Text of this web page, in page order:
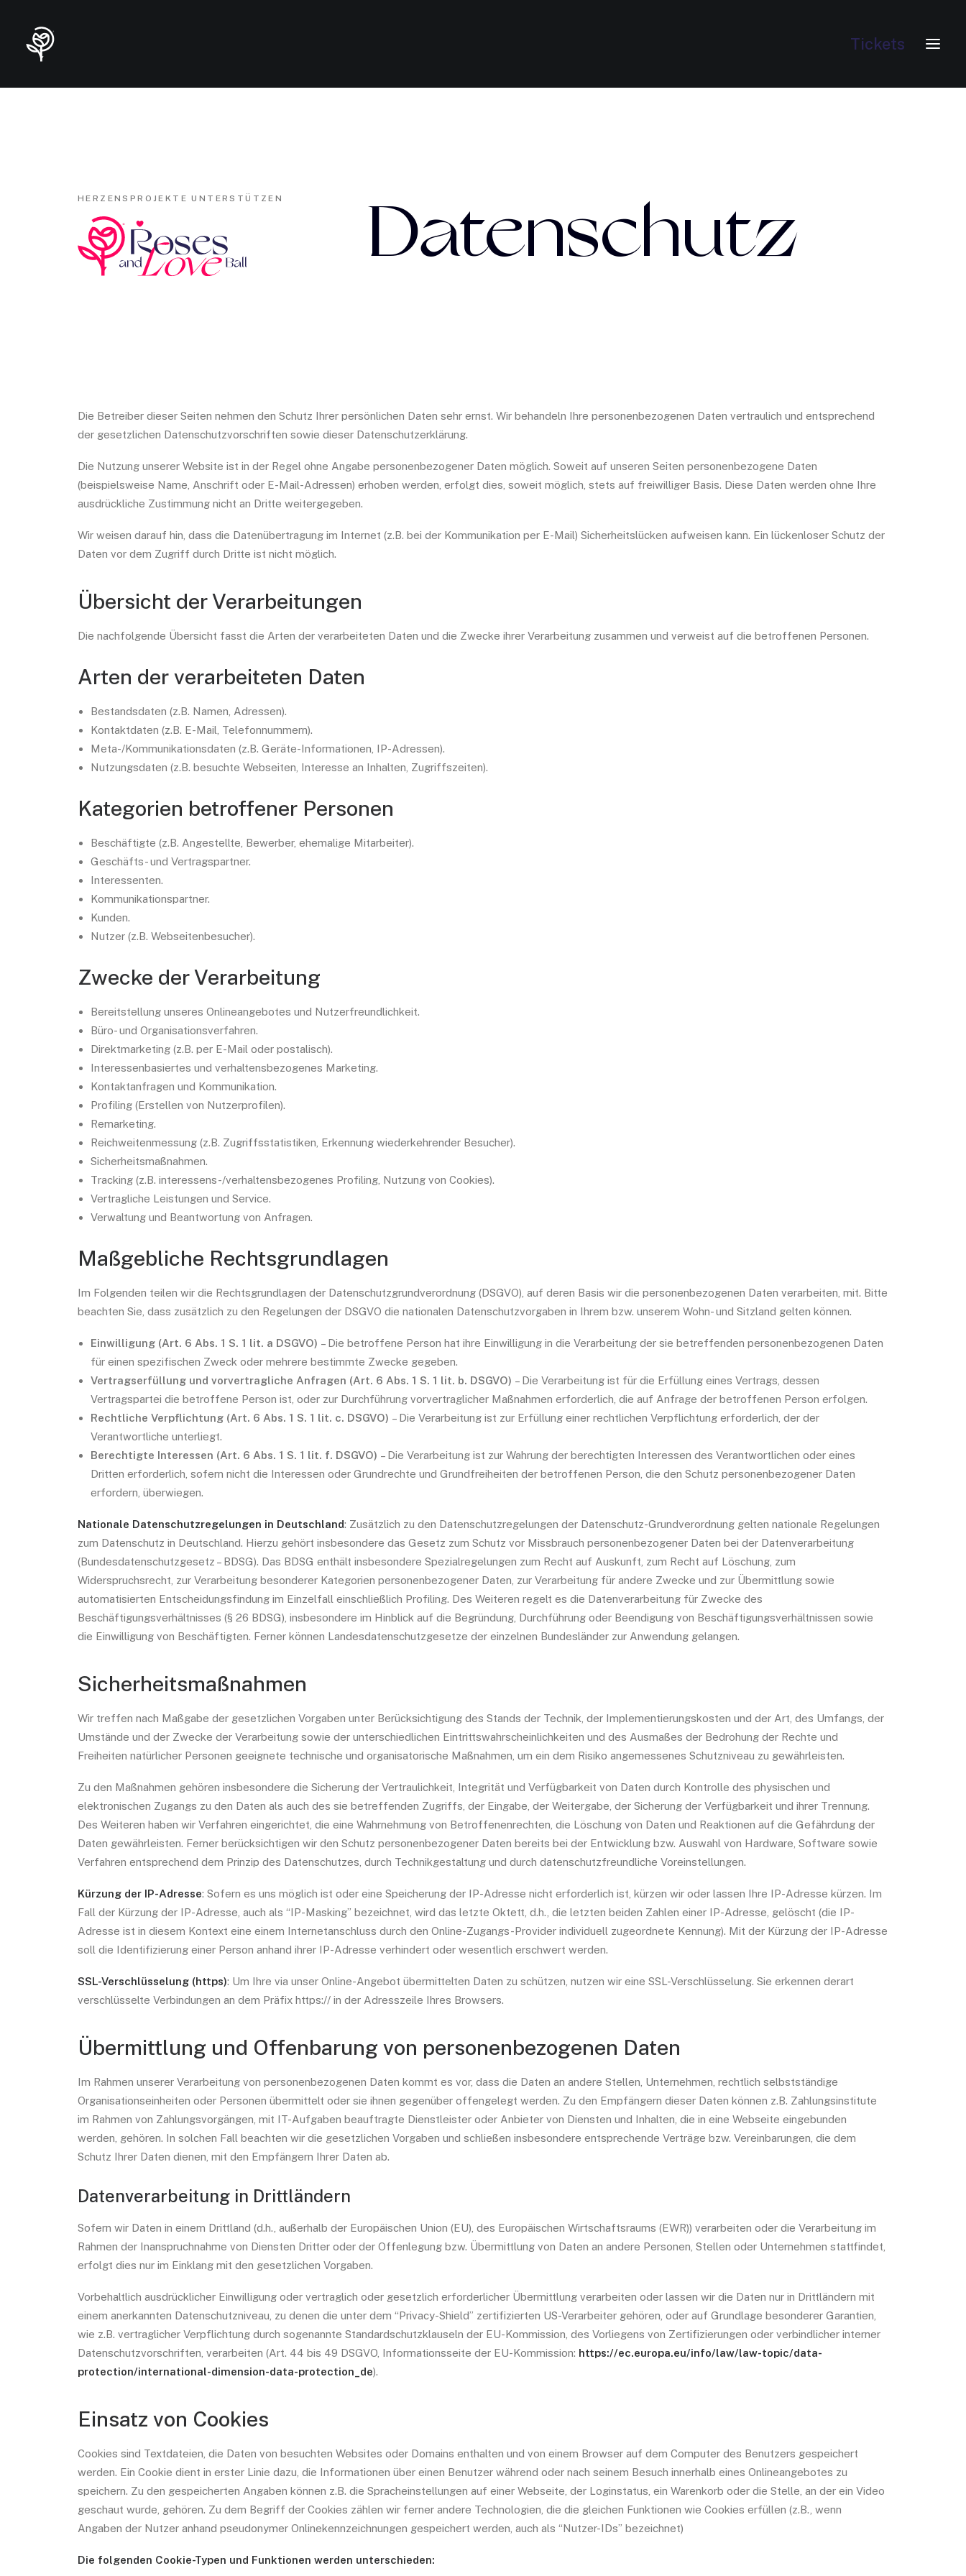
Tickets
HERZENSPROJEKTE UNTERSTÜTZEN Datenschutz
Die Betreiber dieser Seiten nehmen den Schutz Ihrer persönlichen Daten sehr ernst. Wir behandeln Ihre personenbezogenen Daten vertraulich und entsprechend
der gesetzlichen Datenschutzvorschriften sowie dieser Datenschutzerklärung.
Die Nutzung unserer Website ist in der Regel ohne Angabe personenbezogener Daten möglich. Soweit auf unseren Seiten personenbezogene Daten
(beispielsweise Name, Anschrift oder E-Mail-Adressen) erhoben werden, erfolgt dies, soweit möglich, stets auf freiwilliger Basis. Diese Daten werden ohne Ihre
ausdrückliche Zustimmung nicht an Dritte weitergegeben.
Wir weisen darauf hin, dass die Datenübertragung im Internet (z.B. bei der Kommunikation per E-Mail) Sicherheitslücken aufweisen kann. Ein lückenloser Schutz der
Daten vor dem Zugriff durch Dritte ist nicht möglich.
Übersicht der Verarbeitungen
Die nachfolgende Übersicht fasst die Arten der verarbeiteten Daten und die Zwecke ihrer Verarbeitung zusammen und verweist auf die betroffenen Personen.
Arten der verarbeiteten Daten
Bestandsdaten (z.B. Namen, Adressen).
Kontaktdaten (z.B. E-Mail, Telefonnummern).
Meta-/Kommunikationsdaten (z.B. Geräte-Informationen, IP-Adressen).
Nutzungsdaten (z.B. besuchte Webseiten, Interesse an Inhalten, Zugriffszeiten).
Kategorien betroffener Personen
Beschäftigte (z.B. Angestellte, Bewerber, ehemalige Mitarbeiter).
Geschäfts- und Vertragspartner.
Interessenten.
Kommunikationspartner.
Kunden.
Nutzer (z.B. Webseitenbesucher).
Zwecke der Verarbeitung
Bereitstellung unseres Onlineangebotes und Nutzerfreundlichkeit.
Büro- und Organisationsverfahren.
Direktmarketing (z.B. per E-Mail oder postalisch).
Interessenbasiertes und verhaltensbezogenes Marketing.
Kontaktanfragen und Kommunikation.
Profiling (Erstellen von Nutzerprofilen).
Remarketing.
Reichweitenmessung (z.B. Zugriffsstatistiken, Erkennung wiederkehrender Besucher).
Sicherheitsmaßnahmen.
Tracking (z.B. interessens-/verhaltensbezogenes Profiling, Nutzung von Cookies).
Vertragliche Leistungen und Service.
Verwaltung und Beantwortung von Anfragen.
Maßgebliche Rechtsgrundlagen
Im Folgenden teilen wir die Rechtsgrundlagen der Datenschutzgrundverordnung (DSGVO), auf deren Basis wir die personenbezogenen Daten verarbeiten, mit. Bitte
beachten Sie, dass zusätzlich zu den Regelungen der DSGVO die nationalen Datenschutzvorgaben in Ihrem bzw. unserem Wohn- und Sitzland gelten können.
Einwilligung (Art. 6 Abs. 1 S. 1 lit. a DSGVO) – Die betroffene Person hat ihre Einwilligung in die Verarbeitung der sie betreffenden personenbezogenen Daten
für einen spezifischen Zweck oder mehrere bestimmte Zwecke gegeben.
Vertragserfüllung und vorvertragliche Anfragen (Art. 6 Abs. 1 S. 1 lit. b. DSGVO) – Die Verarbeitung ist für die Erfüllung eines Vertrags, dessen
Vertragspartei die betroffene Person ist, oder zur Durchführung vorvertraglicher Maßnahmen erforderlich, die auf Anfrage der betroffenen Person erfolgen.
Rechtliche Verpflichtung (Art. 6 Abs. 1 S. 1 lit. c. DSGVO) – Die Verarbeitung ist zur Erfüllung einer rechtlichen Verpflichtung erforderlich, der der
Verantwortliche unterliegt.
Berechtigte Interessen (Art. 6 Abs. 1 S. 1 lit. f. DSGVO) – Die Verarbeitung ist zur Wahrung der berechtigten Interessen des Verantwortlichen oder eines
Dritten erforderlich, sofern nicht die Interessen oder Grundrechte und Grundfreiheiten der betroffenen Person, die den Schutz personenbezogener Daten
erfordern, überwiegen.
Nationale Datenschutzregelungen in Deutschland: Zusätzlich zu den Datenschutzregelungen der Datenschutz-Grundverordnung gelten nationale Regelungen
zum Datenschutz in Deutschland. Hierzu gehört insbesondere das Gesetz zum Schutz vor Missbrauch personenbezogener Daten bei der Datenverarbeitung
(Bundesdatenschutzgesetz – BDSG). Das BDSG enthält insbesondere Spezialregelungen zum Recht auf Auskunft, zum Recht auf Löschung, zum
Widerspruchsrecht, zur Verarbeitung besonderer Kategorien personenbezogener Daten, zur Verarbeitung für andere Zwecke und zur Übermittlung sowie
automatisierten Entscheidungsfindung im Einzelfall einschließlich Profiling. Des Weiteren regelt es die Datenverarbeitung für Zwecke des
Beschäftigungsverhältnisses (§ 26 BDSG), insbesondere im Hinblick auf die Begründung, Durchführung oder Beendigung von Beschäftigungsverhältnissen sowie
die Einwilligung von Beschäftigten. Ferner können Landesdatenschutzgesetze der einzelnen Bundesländer zur Anwendung gelangen.
Sicherheitsmaßnahmen
Wir treffen nach Maßgabe der gesetzlichen Vorgaben unter Berücksichtigung des Stands der Technik, der Implementierungskosten und der Art, des Umfangs, der
Umstände und der Zwecke der Verarbeitung sowie der unterschiedlichen Eintrittswahrscheinlichkeiten und des Ausmaßes der Bedrohung der Rechte und
Freiheiten natürlicher Personen geeignete technische und organisatorische Maßnahmen, um ein dem Risiko angemessenes Schutzniveau zu gewährleisten.
Zu den Maßnahmen gehören insbesondere die Sicherung der Vertraulichkeit, Integrität und Verfügbarkeit von Daten durch Kontrolle des physischen und
elektronischen Zugangs zu den Daten als auch des sie betreffenden Zugriffs, der Eingabe, der Weitergabe, der Sicherung der Verfügbarkeit und ihrer Trennung.
Des Weiteren haben wir Verfahren eingerichtet, die eine Wahrnehmung von Betroffenenrechten, die Löschung von Daten und Reaktionen auf die Gefährdung der
Daten gewährleisten. Ferner berücksichtigen wir den Schutz personenbezogener Daten bereits bei der Entwicklung bzw. Auswahl von Hardware, Software sowie
Verfahren entsprechend dem Prinzip des Datenschutzes, durch Technikgestaltung und durch datenschutzfreundliche Voreinstellungen.
Kürzung der IP-Adresse: Sofern es uns möglich ist oder eine Speicherung der IP-Adresse nicht erforderlich ist, kürzen wir oder lassen Ihre IP-Adresse kürzen. Im
Fall der Kürzung der IP-Adresse, auch als “IP-Masking” bezeichnet, wird das letzte Oktett, d.h., die letzten beiden Zahlen einer IP-Adresse, gelöscht (die IP-
Adresse ist in diesem Kontext eine einem Internetanschluss durch den Online-Zugangs-Provider individuell zugeordnete Kennung). Mit der Kürzung der IP-Adresse
soll die Identifizierung einer Person anhand ihrer IP-Adresse verhindert oder wesentlich erschwert werden.
SSL-Verschlüsselung (https): Um Ihre via unser Online-Angebot übermittelten Daten zu schützen, nutzen wir eine SSL-Verschlüsselung. Sie erkennen derart
verschlüsselte Verbindungen an dem Präfix https:// in der Adresszeile Ihres Browsers.
Übermittlung und Offenbarung von personenbezogenen Daten
Im Rahmen unserer Verarbeitung von personenbezogenen Daten kommt es vor, dass die Daten an andere Stellen, Unternehmen, rechtlich selbstständige
Organisationseinheiten oder Personen übermittelt oder sie ihnen gegenüber offengelegt werden. Zu den Empfängern dieser Daten können z.B. Zahlungsinstitute
im Rahmen von Zahlungsvorgängen, mit IT-Aufgaben beauftragte Dienstleister oder Anbieter von Diensten und Inhalten, die in eine Webseite eingebunden
werden, gehören. In solchen Fall beachten wir die gesetzlichen Vorgaben und schließen insbesondere entsprechende Verträge bzw. Vereinbarungen, die dem
Schutz Ihrer Daten dienen, mit den Empfängern Ihrer Daten ab.
Datenverarbeitung in Drittländern
Sofern wir Daten in einem Drittland (d.h., außerhalb der Europäischen Union (EU), des Europäischen Wirtschaftsraums (EWR)) verarbeiten oder die Verarbeitung im
Rahmen der Inanspruchnahme von Diensten Dritter oder der Offenlegung bzw. Übermittlung von Daten an andere Personen, Stellen oder Unternehmen stattfindet,
erfolgt dies nur im Einklang mit den gesetzlichen Vorgaben.
Vorbehaltlich ausdrücklicher Einwilligung oder vertraglich oder gesetzlich erforderlicher Übermittlung verarbeiten oder lassen wir die Daten nur in Drittländern mit
einem anerkannten Datenschutzniveau, zu denen die unter dem “Privacy-Shield” zertifizierten US-Verarbeiter gehören, oder auf Grundlage besonderer Garantien,
wie z.B. vertraglicher Verpflichtung durch sogenannte Standardschutzklauseln der EU-Kommission, des Vorliegens von Zertifizierungen oder verbindlicher interner
Datenschutzvorschriften, verarbeiten (Art. 44 bis 49 DSGVO, Informationsseite der EU-Kommission: https://ec.europa.eu/info/law/law-topic/data-
protection/international-dimension-data-protection_de).
Einsatz von Cookies
Cookies sind Textdateien, die Daten von besuchten Websites oder Domains enthalten und von einem Browser auf dem Computer des Benutzers gespeichert
werden. Ein Cookie dient in erster Linie dazu, die Informationen über einen Benutzer während oder nach seinem Besuch innerhalb eines Onlineangebotes zu
speichern. Zu den gespeicherten Angaben können z.B. die Spracheinstellungen auf einer Webseite, der Loginstatus, ein Warenkorb oder die Stelle, an der ein Video
geschaut wurde, gehören. Zu dem Begriff der Cookies zählen wir ferner andere Technologien, die die gleichen Funktionen wie Cookies erfüllen (z.B., wenn
Angaben der Nutzer anhand pseudonymer Onlinekennzeichnungen gespeichert werden, auch als “Nutzer-IDs” bezeichnet)
Die folgenden Cookie-Typen und Funktionen werden unterschieden: